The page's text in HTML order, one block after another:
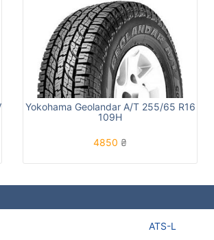
Yokohama Geolandar A/T 255/65 R16
109H
4850 ₴
ATS-L